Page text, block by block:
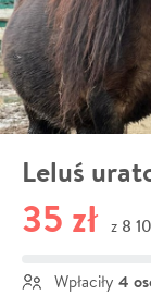
Leluś
35 zł z 8
Wpłaciły 4